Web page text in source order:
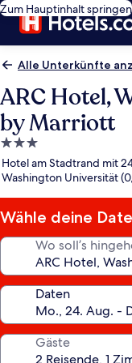
Zum Hauptinhalt springen
Alle Unterkünfte
ARC Hotel,
by Marriott
3.0-
Sterne-
Unterkunft
Hotel am Stadtrand mit
Washington Universität
Wähle deine
Wo soll’s
Daten
Gäste